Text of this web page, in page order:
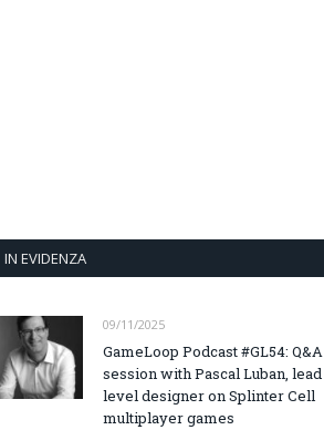
IN EVIDENZA
09/11/2025
GameLoop Podcast #GL54: Q&A
session with Pascal Luban, lead
level designer on Splinter Cell
multiplayer games